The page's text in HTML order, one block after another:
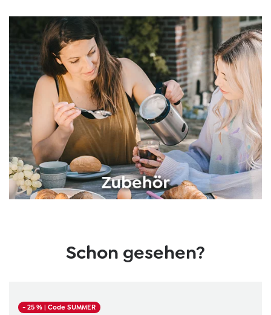
Schon gesehen?
- 25 %| Code SUMMER